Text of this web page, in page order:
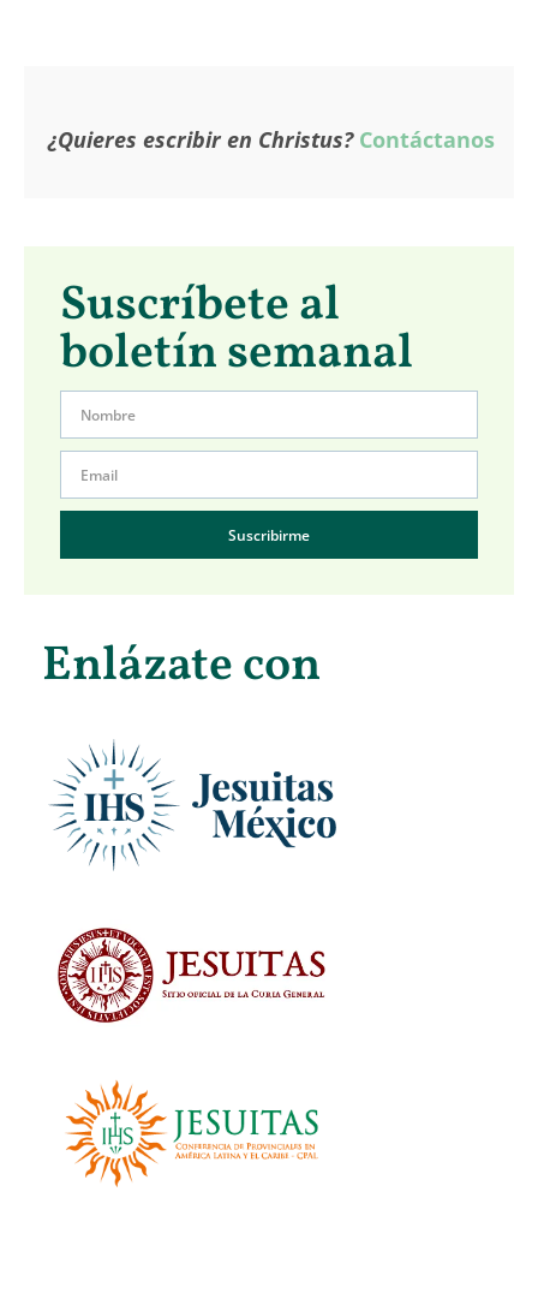
¿Quieres escribir en Christus? Contáctanos
Suscríbete al
boletín semanal
Suscribirme
Enlázate con